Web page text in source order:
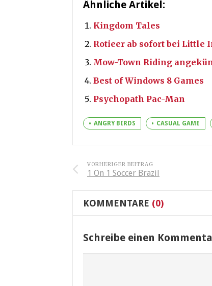
Ähnliche Artikel:
Kingdom Tales
Rotieer ab sofort bei Little
Mow-Town Riding
Best of Windows 8 Games
Psychopath Pac-Man
ANGRY BIRDS CASUAL GAME
VORHERIGER BEITRAG
1 On 1 Soccer Brazil
KOMMENTARE (0)
Schreibe einen